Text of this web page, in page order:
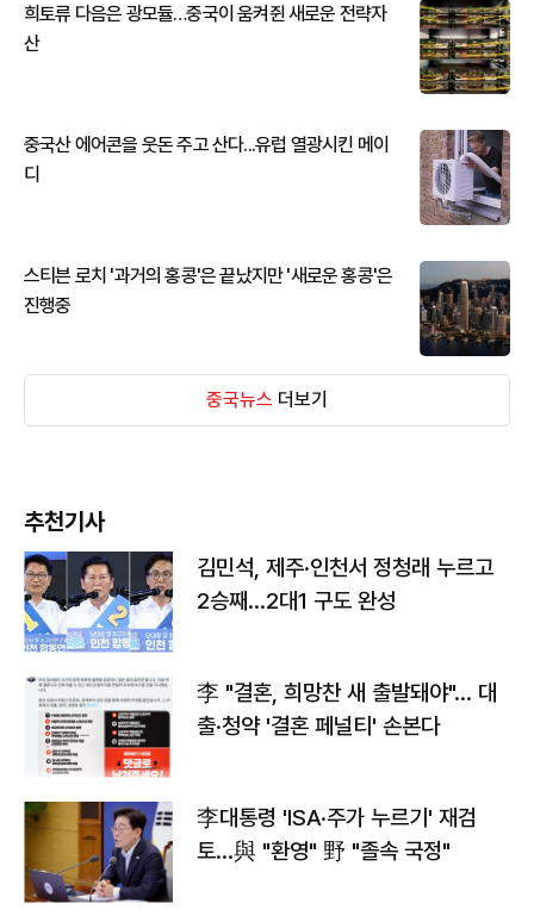
희토류 다음은 광모듈…중국이 움켜쥔 새로운 전략자
산
중국산 에어콘을 웃돈 주고 산다...유럽 열광시킨 메이
디
스티븐 로치 '과거의 홍콩'은 끝났지만 '새로운 홍콩'은
진행중
중국뉴스 더보기
추천기사
김민석, 제주·인천서 정청래 누르고
2승째…2대1 구도 완성
李 "결혼, 희망찬 새 출발돼야"… 대
출·청약 '결혼 페널티' 손본다
李대통령 'ISA·주가 누르기' 재검
토…與 "환영" 野 "졸속 국정"